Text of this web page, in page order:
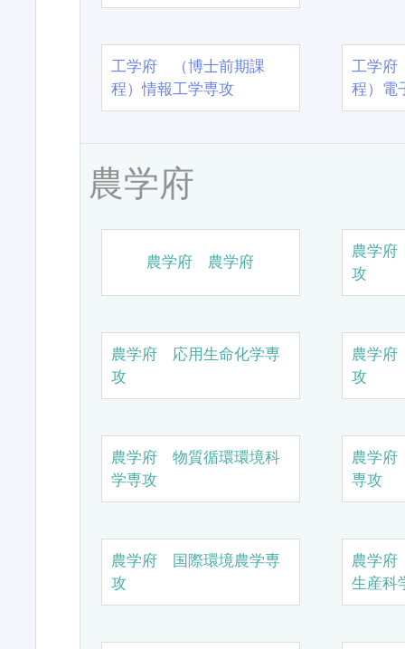
工学府 （博士前期課
程）情報工学専攻
工学
程）電
農学府
農学府 農学府
農学
攻
農学府 応用生命化学専
攻
農学
攻
農学府 物質循環環境科
学専攻
農学
専攻
農学府 国際環境農学専
攻
農学
生産科